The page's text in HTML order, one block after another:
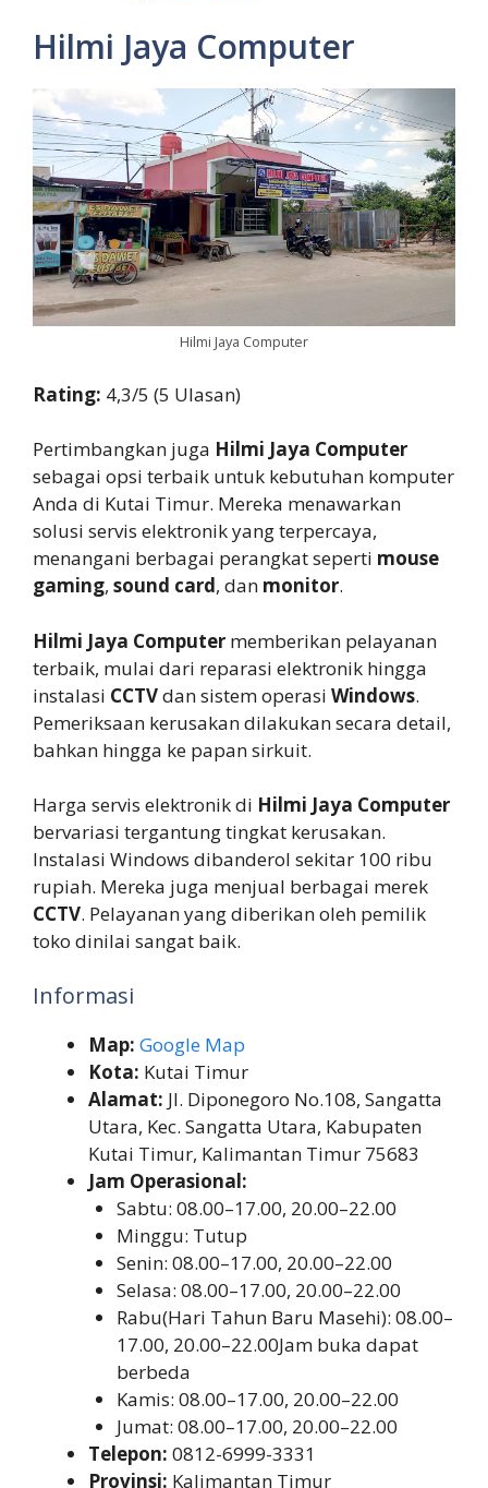
Hilmi Jaya Computer
Hilmi Jaya Computer
Rating: 4,3/5 (5 Ulasan)
Pertimbangkan juga Hilmi Jaya Computer
sebagai opsi terbaik untuk kebutuhan komputer
Anda di Kutai Timur. Mereka menawarkan
solusi servis elektronik yang terpercaya,
menangani berbagai perangkat seperti mouse
gaming, sound card, dan monitor.
Hilmi Jaya Computer memberikan pelayanan
terbaik, mulai dari reparasi elektronik hingga
instalasi CCTVdan sistem operasi Windows.
Pemeriksaan kerusakan dilakukan secara detail,
bahkan hingga ke papan sirkuit.
Harga servis elektronik di Hilmi Jaya Computer
bervariasi tergantung tingkat kerusakan.
Instalasi Windows dibanderol sekitar 100 ribu
rupiah. Mereka juga menjual berbagai merek
CCTV. Pelayanan yang diberikan oleh pemilik
toko dinilai sangat baik.
Informasi
Map: Google Map
Kota: Kutai Timur
Alamat: Jl. Diponegoro No.108, Sangatta
Utara, Kec. Sangatta Utara, Kabupaten
Kutai Timur, Kalimantan Timur 75683
Jam Operasional:
Sabtu: 08.00–17.00, 20.00–22.00
Minggu: Tutup
Senin: 08.00–17.00, 20.00–22.00
Selasa: 08.00–17.00, 20.00–22.00
Rabu(Hari Tahun Baru Masehi): 08.00–
17.00, 20.00–22.00Jam buka dapat
berbeda
Kamis: 08.00–17.00, 20.00–22.00
Jumat: 08.00–17.00, 20.00–22.00
Telepon: 0812-6999-3331
Provinsi: Kalimantan Timur